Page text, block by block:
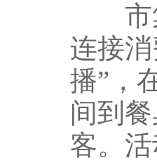
市集
连接
播”，
间到
客。